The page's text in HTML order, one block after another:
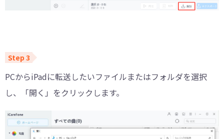
PCからiPadに転送したいファイルまたはフォルダを選択
し、「開く」をクリックします。